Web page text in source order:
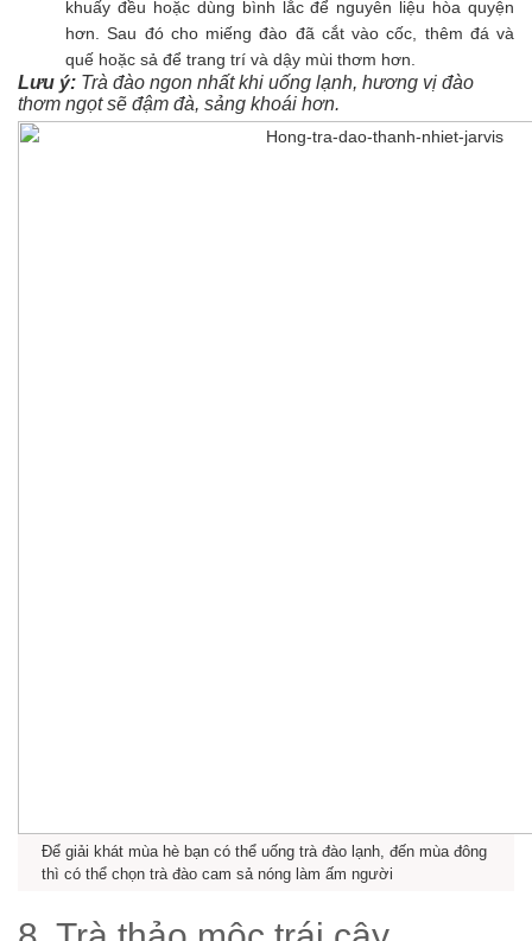
khuấy đều hoặc dùng bình lắc để nguyên liệu hòa quyện
hơn. Sau đó cho miếng đào đã cắt vào cốc, thêm đá và
quế hoặc sả để trang trí và dậy mùi thơm hơn.
Lưu ý: Trà đào ngon nhất khi uống lạnh, hương vị đào
thơm ngọt sẽ đậm đà, sảng khoái hơn.
Để giải khát mùa hè bạn có thể uống trà đào lạnh, đến mùa đông
thì có thể chọn trà đào cam sả nóng làm ấm người